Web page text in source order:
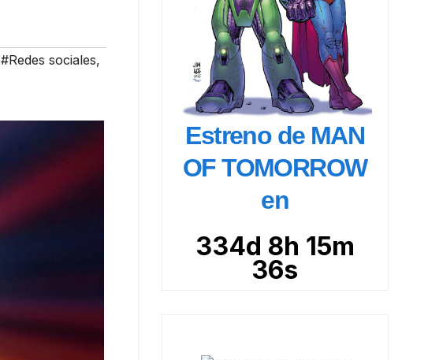
#Redes sociales,
Estreno de MAN
OF TOMORROW
en
334d 8h 15m
35s